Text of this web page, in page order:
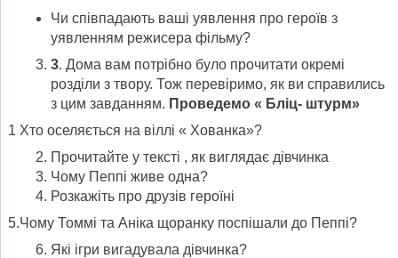
Чи співпадають ваші уявлення про героїв з
уявленням режисера фільму?
3. Дома вам потрібно було прочитати окремі
розділи з твору. Тож перевіримо, як ви справились
з цим завданням. Проведемо « Бліц- штурм»
1 Хто оселяється на віллі « Хованка»?
Прочитайте у тексті , як виглядає дівчинка
Чому Пеппі живе одна?
Розкажіть про друзів героїні
5.Чому Томмі та Аніка щоранку поспішали до Пеппі?
Які ігри вигадувала дівчинка?